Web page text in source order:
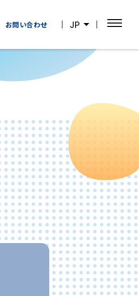
JP
CATEGORIES
その他の
カテゴリー
お問い合わせ